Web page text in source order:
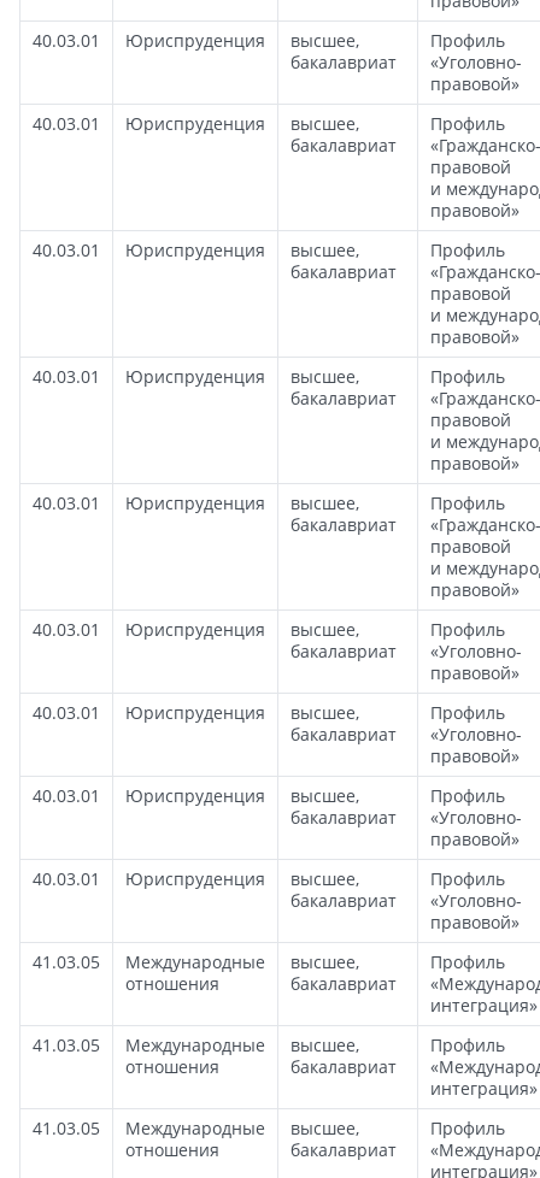
40.03.01
Юриспруденция
высшее,
бакалавриат
Профиль
«Уголовно-
правовой»
40.03.01
Юриспруденция
высшее,
бакалавриат
Профиль
«Гражданско-
правовой
и
правовой»
40.03.01
Юриспруденция
высшее,
бакалавриат
Профиль
«Гражданско-
правовой
и
правовой»
40.03.01
Юриспруденция
высшее,
бакалавриат
Профиль
«Гражданско-
правовой
и
правовой»
40.03.01
Юриспруденция
высшее,
бакалавриат
Профиль
«Гражданско-
правовой
и
правовой»
40.03.01
Юриспруденция
высшее,
бакалавриат
Профиль
«Уголовно-
правовой»
40.03.01
Юриспруденция
высшее,
бакалавриат
Профиль
«Уголовно-
правовой»
40.03.01
Юриспруденция
высшее,
бакалавриат
Профиль
«Уголовно-
правовой»
40.03.01
Юриспруденция
высшее,
бакалавриат
Профиль
«Уголовно-
правовой»
41.03.05
Международные
отношения
высшее,
бакалавриат
Профиль
интеграция»
41.03.05
Международные
отношения
высшее,
бакалавриат
Профиль
интеграция»
41.03.05
Международные
отношения
высшее,
бакалавриат
Профиль
интеграция»